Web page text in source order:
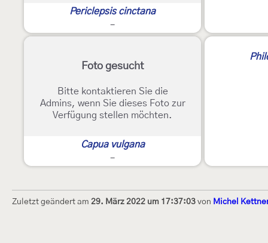
Periclepsis cinctana
-
Foto gesucht
Bitte kontaktieren Sie die
Admins, wenn Sie dieses Foto zur
Verfügung stellen möchten.
Capua vulgana
-
Zuletzt geändert am 29. März 2022 um 17:37:03 von Michel